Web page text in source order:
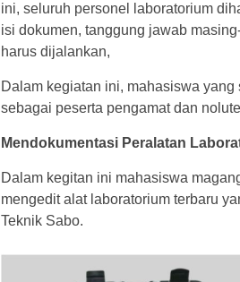
ini, seluruh personel laboratorium
isi dokumen, tanggung jawab
harus dijalankan,
Dalam kegiatan ini, mahasiswa
sebagai peserta pengamat dan
Mendokumentasi Peralatan
Dalam kegitan ini mahasiswa
mengedit alat laboratorium terbaru
Teknik Sabo.